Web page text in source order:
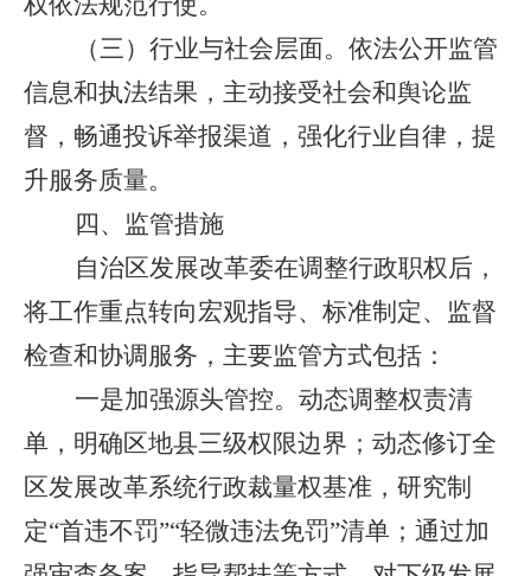
（三）行业与社会层面。 依法公开监管
信息和执法结果，主动接受社会和舆论监
督， 畅通投诉举报渠道， 强化行业自律， 提
升服务质量。
四、 监管措施
自治区发展改革委在调整行政职权后，
将工作重点转向宏观指导、标准制定、监督
检查和协调服务，主要监管方式包括：
一是加强源头管控。 动态调整权责清
单，明确区地县三级权限边界；动态修订全
区发展改革系统行政裁量权基准，研究制
定“首违不罚”“轻微违法免罚”清单； 通过加